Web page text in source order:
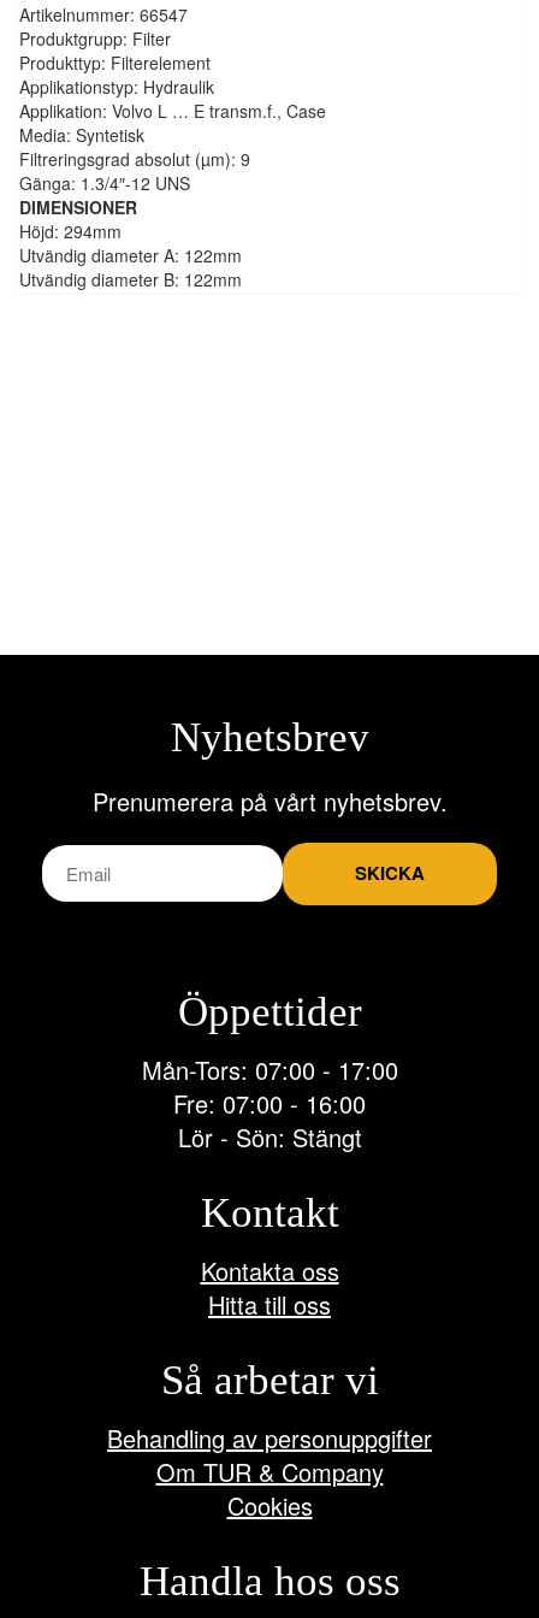
Artikelnummer: 66547
Produktgrupp: Filter
Produkttyp: Filterelement
Applikationstyp: Hydraulik
Applikation: Volvo L … E transm.f., Case
Media: Syntetisk
Filtreringsgrad absolut (µm): 9
Gänga: 1.3/4″-12 UNS
DIMENSIONER
Höjd: 294mm
Utvändig diameter A: 122mm
Utvändig diameter B: 122mm
Nyhetsbrev
Prenumerera på vårt nyhetsbrev.
SKICKA
Öppettider
Mån-Tors: 07:00 - 17:00
Fre: 07:00 - 16:00
Lör - Sön: Stängt
Kontakt
Kontakta oss
Hitta till oss
Så arbetar vi
Behandling av personuppgifter
Om TUR & Company
Cookies
Handla hos oss